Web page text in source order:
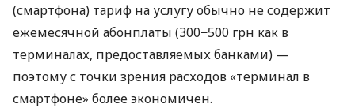
(смартфона) тариф на услугу обычно не содержит
ежемесячной абонплаты (300−500 грн как в
терминалах, предоставляемых банками) —
поэтому с точки зрения расходов «терминал в
смартфоне» более экономичен.